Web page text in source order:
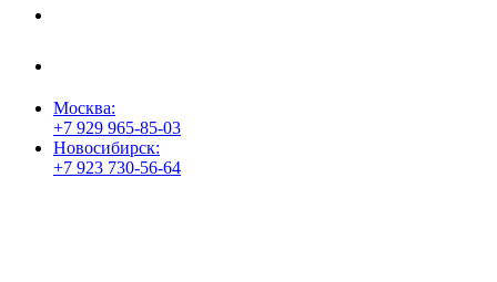
Москва:
+7 929 965-85-03
Новосибирск:
+7 923 730-56-64